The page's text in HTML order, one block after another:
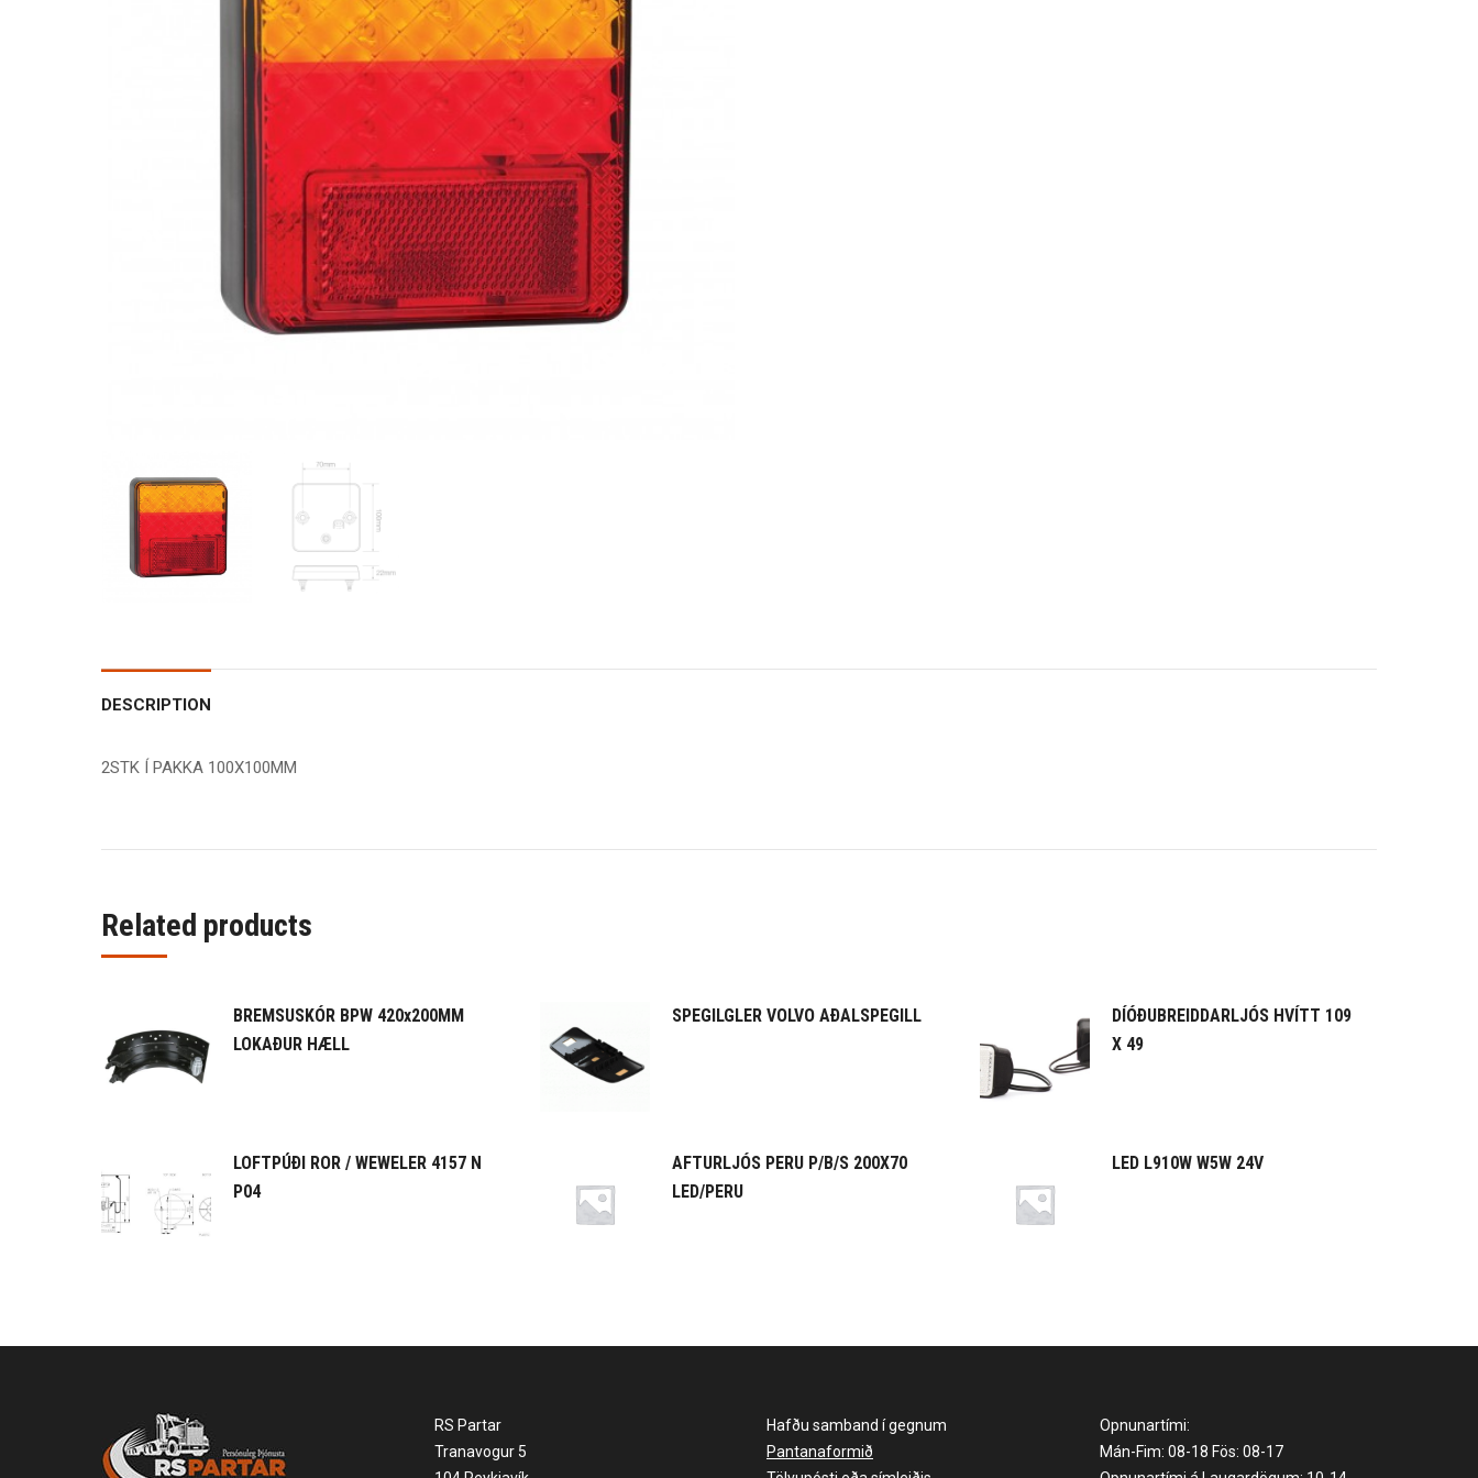
DESCRIPTION
2STK Í PAKKA 100X100MM
Related products
BREMSUSKÓR BPW 420x200MM
LOKAÐUR HÆLL
SPEGILGLER VOLVO AÐALSPEGILL
DÍÓÐUBREIDDARLJÓS HVÍTT 109
X 49
LOFTPÚÐI ROR / WEWELER 4157 N
P04
AFTURLJÓS PERU P/B/S 200X70
LED/PERU
LED L910W W5W 24V
RS Partar
Tranavogur 5
Hafðu samband í gegnum
Pantanaformið
Opnunartími:
Mán-Fim: 08-18 Fös: 08-17